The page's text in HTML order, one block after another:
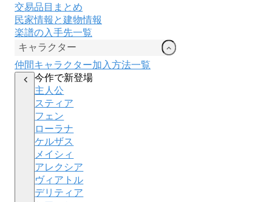
交易品目まとめ
民家情報と建物情報
楽譜の入手先一覧
キャラクター
仲間キャラクター加入方法一覧
今作で新登場
主人公
スティア
フェン
ローラナ
ケルザス
メイシィ
アレクシア
ヴィアトル
デリティア